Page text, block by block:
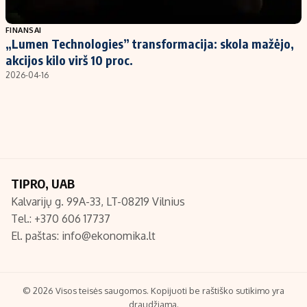
Populiarios temos
Investavimas
Akcijų rinka
Titulinis
Nedarbo išmokos skaičiuoklė
Redakcija
Turinio žymėjimo taisyklės
FINANSAI
„Lumen Technologies” transformacija: skola mažėjo,
akcijos kilo virš 10 proc.
2026-04-16
TIPRO, UAB
Kalvarijų g. 99A-33, LT-08219 Vilnius
Tel.: +370 606 17737
El. paštas: info@ekonomika.lt
© 2026 Visos teisės saugomos. Kopijuoti be raštiško sutikimo yra
draudžiama.